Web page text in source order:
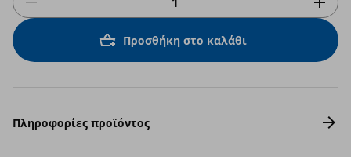
Προσθήκη στο καλάθι
Πληροφορίες προϊόντος